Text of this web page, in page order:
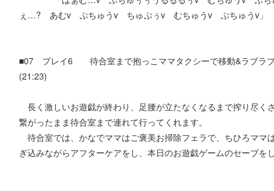
ぇ…? あむv ぷちゅうv ちゅぷぅv むちゅうv ぶちゅうv」
■07 プレイ6 待合室まで抱っこママタクシーで移動&ラブラ
(21:23)
長く激しいお遊戯が終わり、足腰が立たなくなるまで搾り尽く
繋がったまま待合室まで連れて行ってくれます。
待合室では、かなでママはご褒美お掃除フェラで、ちひろママ
ぎ込みながらアフターケアをし、本日のお遊戯ゲームのセーブを